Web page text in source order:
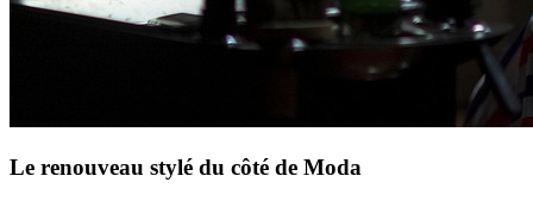
Le renouveau stylé du côté de Moda